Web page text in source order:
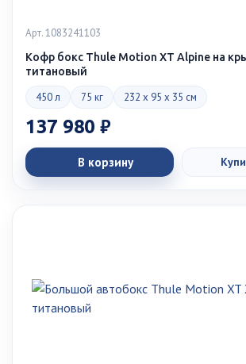
Арт. 1083241103
Кофр бокс Thule Motion XT Alpine на
титановый
450 л 75 кг 232 x 95 x 35 см
137 980 ₽
В корзину